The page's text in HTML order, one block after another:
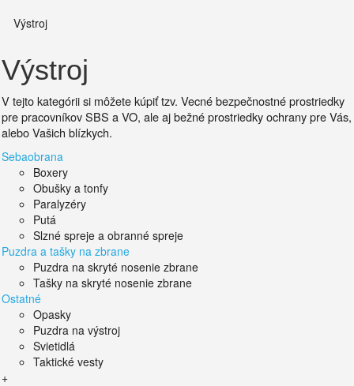
Výstroj
Výstroj
V tejto kategórii si môžete kúpiť tzv. Vecné bezpečnostné prostriedky
pre pracovníkov SBS a VO, ale aj bežné prostriedky ochrany pre Vás,
alebo Vašich blízkych.
Sebaobrana
Boxery
Obušky a tonfy
Paralyzéry
Putá
Slzné spreje a obranné spreje
Puzdra a tašky na zbrane
Puzdra na skryté nosenie zbrane
Tašky na skryté nosenie zbrane
Ostatné
Opasky
Puzdra na výstroj
Svietidlá
Taktické vesty
+